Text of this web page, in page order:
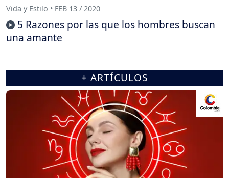
Vida y Estilo • FEB 13 / 2020
5 Razones por las que los hombres buscan
una amante
+ ARTÍCULOS